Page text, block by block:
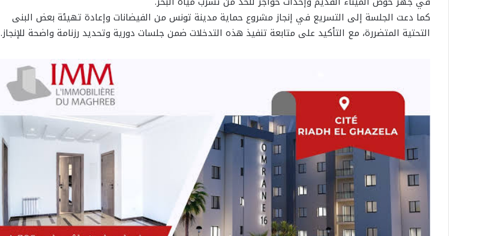
كما دعت الجلسة إلى التسريع في إنجاز مشروع حماية مدينة تونس من الفيضانات وإعادة تهيئة بعض البنى
التحتية المتضررة، مع التأكيد على متابعة تنفيذ هذه التدخلات ضمن جلسات دورية وتحديد رزنامة واضحة للإنجاز.